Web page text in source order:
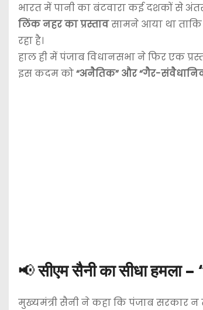
भारत में पानी का बंटवारा कई दशकों से
लिंक नहर का प्रस्तावसामने आया था ताकि
रहा है।
हाल ही में पंजाब विधानसभा ने फिर एक
इस कदम को“अनैतिक” और “गैर-
📢सीएम सैनी का सीधा हमला
मुख्यमंत्री सैनी ने कहा कि पंजाब सरकार न